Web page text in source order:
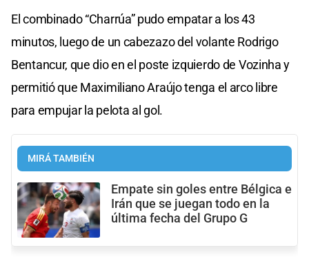
El combinado “Charrúa” pudo empatar a los 43
minutos, luego de un cabezazo del volante Rodrigo
Bentancur, que dio en el poste izquierdo de Vozinha y
permitió que Maximiliano Araújo tenga el arco libre
para empujar la pelota al gol.
MIRÁ TAMBIÉN
Empate sin goles entre Bélgica e
Irán que se juegan todo en la
última fecha del Grupo G